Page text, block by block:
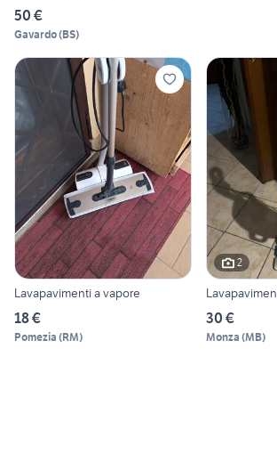
50 €
Gavardo(BS)
Lavapavimenti a vapore
18 €
Pomezia (RM)
2
30 €
Monza (MB)